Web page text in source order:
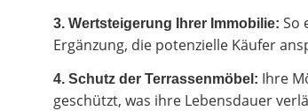
3. Wertsteigerung Ihrer Immobilie: So
Ergänzung, die potenzielle Käufer
4. Schutz der Terrassenmöbel: Ihre
geschützt, was ihre Lebensdauer